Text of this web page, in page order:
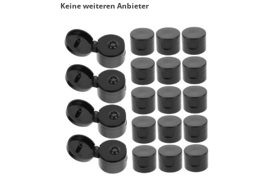
Keine weiteren Anbieter